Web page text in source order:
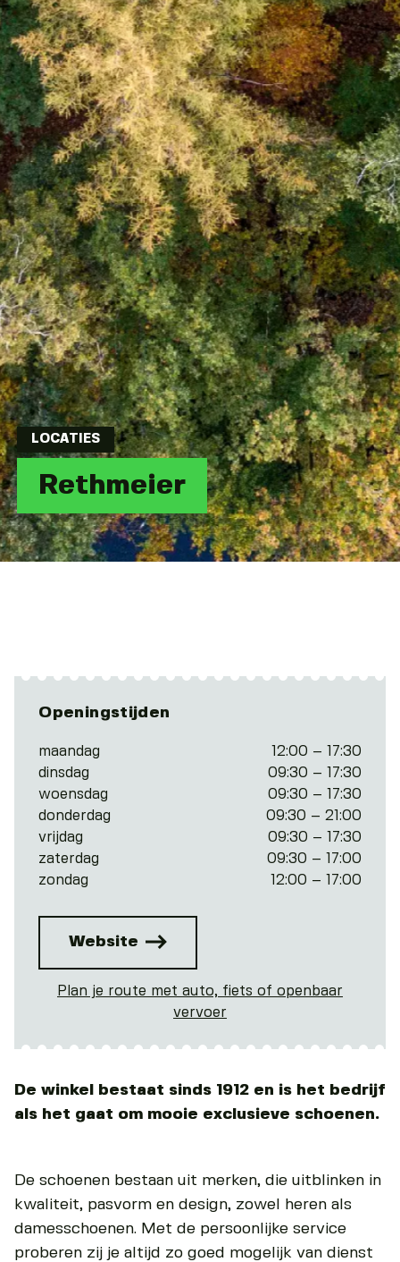
LOCATIES
Rethmeier
Openingstijden
maandag
12:00 – 17:30
dinsdag
09:30 – 17:30
woensdag
09:30 – 17:30
donderdag
09:30 – 21:00
vrijdag
09:30 – 17:30
zaterdag
09:30 – 17:00
zondag
12:00 – 17:00
Website
Plan je route met auto, fiets of openbaar
vervoer
De winkel bestaat sinds 1912 en is het bedrijf
als het gaat om mooie exclusieve schoenen.
De schoenen bestaan uit merken, die uitblinken in
kwaliteit, pasvorm en design, zowel heren als
damesschoenen. Met de persoonlijke service
proberen zij je altijd zo goed mogelijk van dienst